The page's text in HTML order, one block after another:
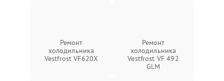
Ремонт
холодильника
Vestfrost VF620X
Ремонт
холодильника
Vestfrost VF 492
GLM